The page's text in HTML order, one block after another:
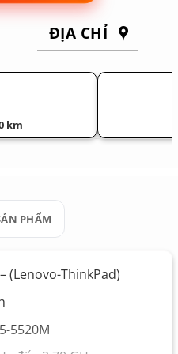
ĐỊA CHỈ
km
PHẨM
(Lenovo-ThinkPad)
5520M